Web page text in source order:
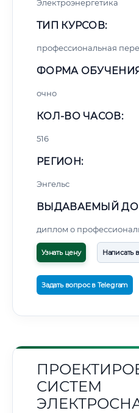
Электроэнергетика
ТИП КУРСОВ:
профессиональная
ФОРМА
очно
КОЛ-ВО ЧАСОВ:
516
РЕГИОН:
Энгельс
ВЫДАВАЕМЫЙ
диплом о
Узнать цену Написать
Задать вопрос в Telegram
СИСТЕМ